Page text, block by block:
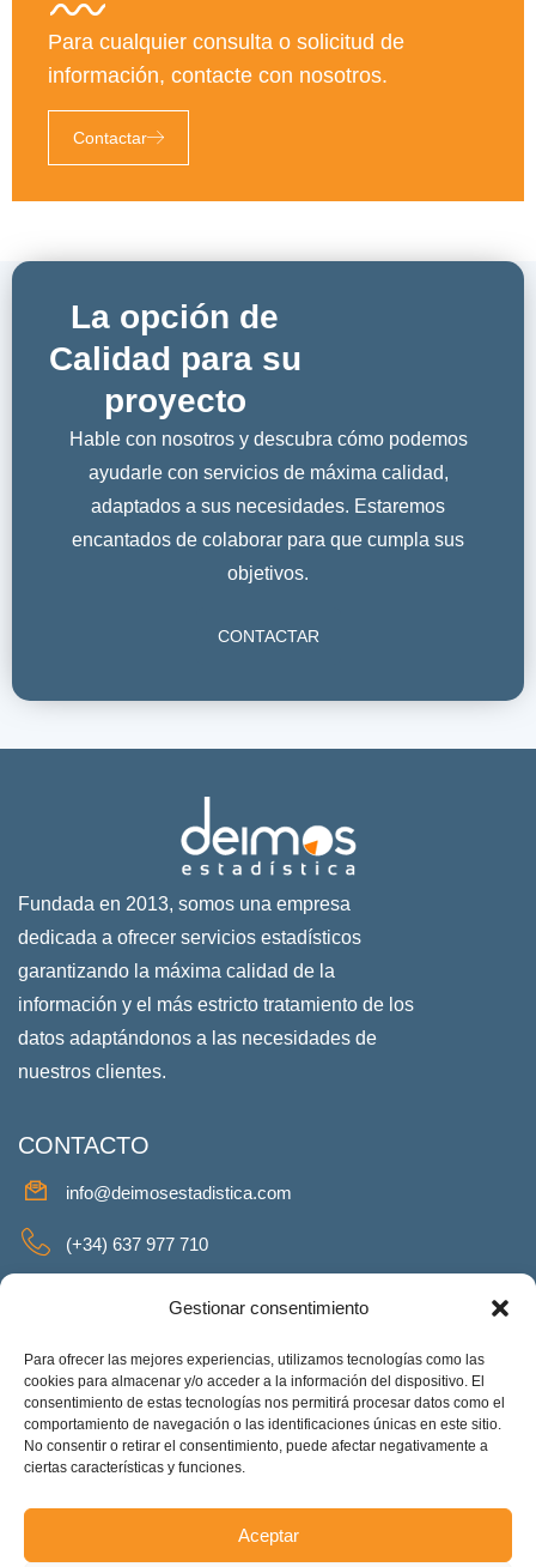
Gestionar consentimiento
Para ofrecer las mejores experiencias, utilizamos tecnologías como las
cookies para almacenar y/o acceder a la información del dispositivo. El
consentimiento de estas tecnologías nos permitirá procesar datos como el
comportamiento de navegación o las identificaciones únicas en este sitio.
No consentir o retirar el consentimiento, puede afectar negativamente a
ciertas características y funciones.
Aceptar
Para cualquier consulta o solicitud de
información, contacte con nosotros.
Contactar
La opción de
Calidad para su
proyecto
Hable con nosotros y descubra cómo podemos
ayudarle con servicios de máxima calidad,
adaptados a sus necesidades. Estaremos
encantados de colaborar para que cumpla sus
objetivos.
CONTACTAR
Fundada en 2013, somos una empresa
dedicada a ofrecer servicios estadísticos
garantizando la máxima calidad de la
información y el más estricto tratamiento de los
datos adaptándonos a las necesidades de
nuestros clientes.
CONTACTO
info@deimosestadistica.com
(+34) 637 977 710
REDES SOCIALES
Facebook Twitter